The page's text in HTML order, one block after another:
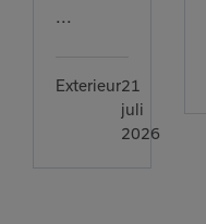
Exterieur21
juli
2026